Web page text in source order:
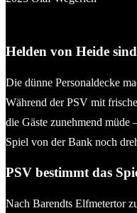
Helden von Heide
Die dünne Personaldecke
Während der PSV mit
die Gäste zunehmend müde
Spiel von der Bank noch
PSV bestimmt das
Nach Barendts Elfmetertor